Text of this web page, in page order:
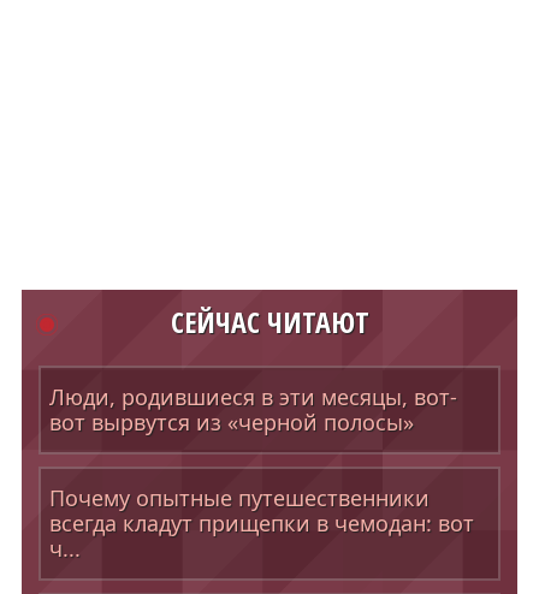
СЕЙЧАС ЧИТАЮТ
Люди, родившиеся в эти месяцы, вот-
вот вырвутся из «черной полосы»
Почему опытные путешественники
всегда кладут прищепки в чемодан: вот
ч...